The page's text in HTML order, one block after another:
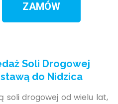
ZAMÓW
Soli Drogowej
do Nidzica
soli drogowej od wielu lat,